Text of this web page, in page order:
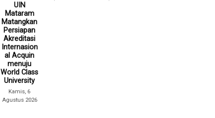
UIN
Mataram
Matangkan
Persiapan
Akreditasi
Internasion
al Acquin
menuju
World Class
University
Kamis, 6
Agustus 2026